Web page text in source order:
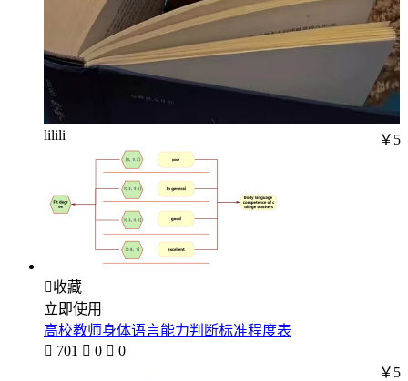
lilili ￥5
收藏
立即使用
高校教师身体语言能力判断标准程度表
 701  0  0
￥5